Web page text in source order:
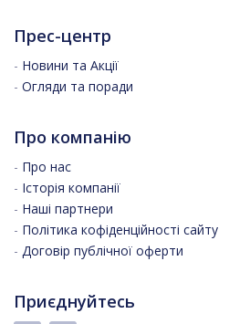
Прес-центр
- Новини та Акції
- Огляди та поради
Про компанію
- Про нас
- Історія компанії
- Наші партнери
- Політика кофіденційності сайту
- Договір публічної оферти
Приєднуйтесь